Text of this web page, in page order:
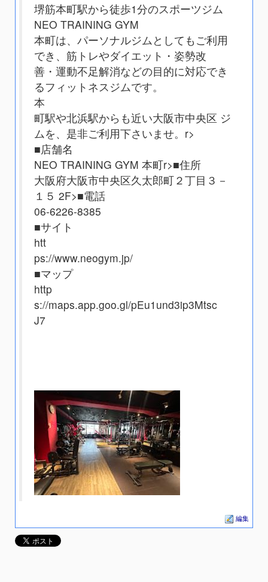
堺筋本町駅から徒歩1分のスポーツジム
NEO TRAINING GYM
本町は、パーソナルジムとしてもご利用
でき、筋トレやダイエット・姿勢改
善・運動不足解消などの目的に対応でき
るフィットネスジムです。
本
町駅や北浜駅からも近い大阪市中央区 ジ
ムを、是非ご利用下さいませ。 r>
■店舗名
NEO TRAINING GYM 本町r>■住所
大阪府大阪市中央区久太郎町２丁目３－
１５ 2F>■電話
06-6226-8385
■サイト
htt
ps://www.neogym.jp/
■マップ
http
s://maps.app.goo.gl/pEu1und3ip3Mtsc
J7
編集